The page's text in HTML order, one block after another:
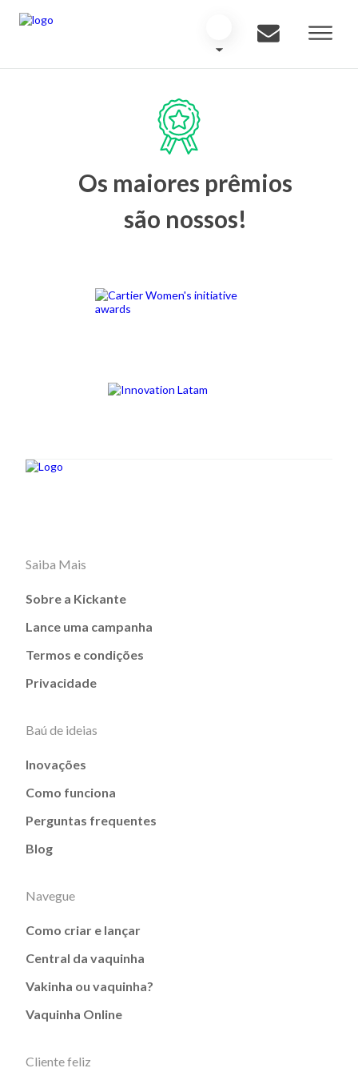
Os maiores prêmios
são nossos!
Saiba Mais
Sobre a Kickante
Lance uma campanha
Termos e condições
Privacidade
Baú de ideias
Inovações
Como funciona
Perguntas frequentes
Blog
Navegue
Como criar e lançar
Central da vaquinha
Vakinha ou vaquinha?
Vaquinha Online
Cliente feliz